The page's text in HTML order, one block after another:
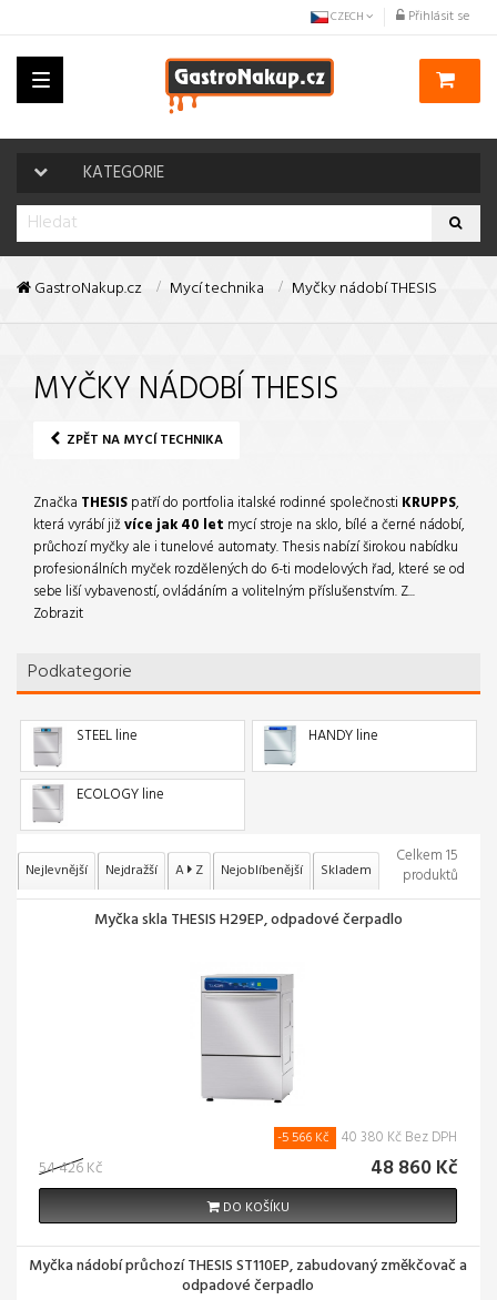
Přihlásit se
CZECH
Toggle
navigation
KATEGORIE
GastroNakup.cz Mycí technika Myčky nádobí THESIS
MYČKY NÁDOBÍ THESIS
ZPĚT NA MYCÍ TECHNIKA
Značka THESISpatří do portfolia italské rodinné společnosti KRUPPS,
která vyrábí jižvícejak 40 let mycí stroje na sklo, bílé a černé nádobí,
průchozí myčky ale i tunelové automaty. Thesis nabízí širokou nabídku
profesionálních myček rozdělených do 6-ti modelových řad, které se od
sebe liší vybaveností, ovládáním a volitelným příslušenstvím. Z...
Zobrazit
Podkategorie
STEEL line HANDY line
ECOLOGY line
Nejlevnější Nejdražší A Z Nejoblíbenější Skladem
Celkem 15
produktů
Myčka skla THESIS H29EP, odpadové čerpadlo
54 426 Kč
-5 566 Kč 40 380 Kč Bez DPH
48 860 Kč
DO KOŠÍKU
Myčka nádobí průchozí THESIS ST110EP, zabudovaný změkčovač a
odpadové čerpadlo